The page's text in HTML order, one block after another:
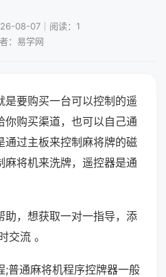
08-07｜阅读：1
：易学网
是要购买一台可以控制的遥
你购买渠道，也可以自己通
通过主板来控制麻将牌的磁
麻将机来洗牌，遥控器是通
助，想获取一对一指导，添
交流 。
;普通麻将机程序控牌器一般